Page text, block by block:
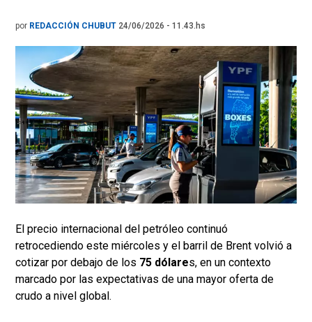
por REDACCIÓN CHUBUT 24/06/2026 - 11.43.hs
El precio internacional del petróleo continuó
retrocediendo este miércoles y el barril de Brent volvió a
cotizar por debajo de los 75 dólares, en un contexto
marcado por las expectativas de una mayor oferta de
crudo a nivel global.